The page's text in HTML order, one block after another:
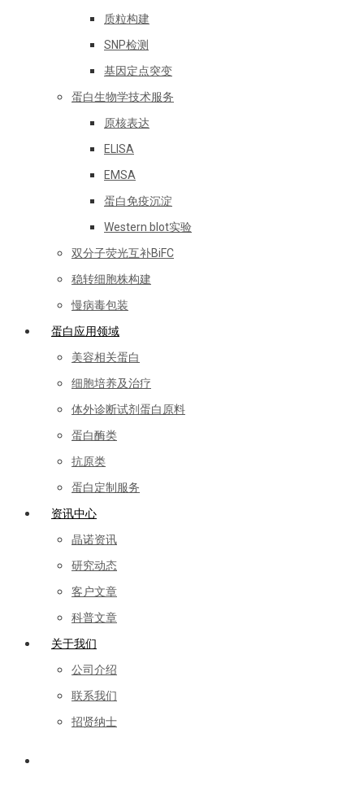
质粒构建
SNP检测
基因定点突变
蛋白生物学技术服务
原核表达
ELISA
EMSA
蛋白免疫沉淀
Western blot实验
双分子荧光互补BiFC
稳转细胞株构建
慢病毒包装
蛋白应用领域
美容相关蛋白
细胞培养及治疗
体外诊断试剂蛋白原料
蛋白酶类
抗原类
蛋白定制服务
资讯中心
晶诺资讯
研究动态
客户文章
科普文章
关于我们
公司介绍
联系我们
招贤纳士